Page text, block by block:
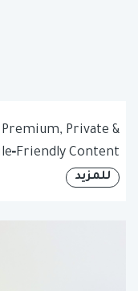
Premium, Private &
Content
للمزيد